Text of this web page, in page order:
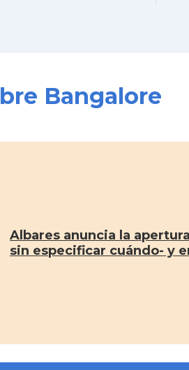
Bangalore
Albares anuncia la
sin especificar cuándo- y